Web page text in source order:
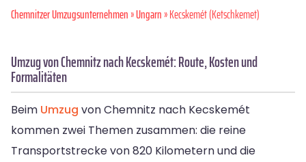
Chemnitzer Umzugsunternehmen»Ungarn» Kecskemét (Ketschkemet)
Umzug von Chemnitz nach Kecskemét: Route, Kosten und
Formalitäten
Beim Umzug von Chemnitz nach Kecskemét
kommen zwei Themen zusammen: die reine
Transportstrecke von 820 Kilometern und die